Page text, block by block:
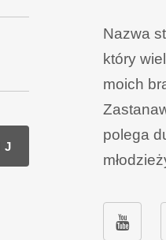
Nazwa
który
moich
polega